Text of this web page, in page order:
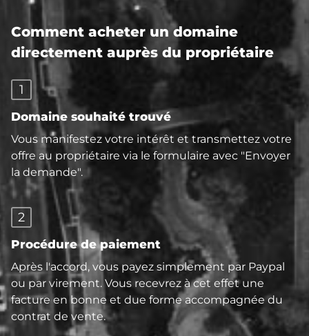
Comment acheter un domaine
directement auprès du propriétaire
1
Domaine souhaité trouvé
Vous manifestez votre intérêt et transmettez votre
offre au propriétaire via le formulaire avec "Envoyer
la demande".
2
Procédure de paiement
Après l'accord, vous payez simplement par Paypal
ou par virement. Vous recevrez à cet effet une
facture en bonne et due forme accompagnée du
contrat de vente.